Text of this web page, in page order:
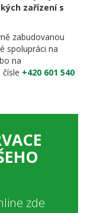
zařízení s
zabudovanou
spolupráci na
na
+420 601 540
zde